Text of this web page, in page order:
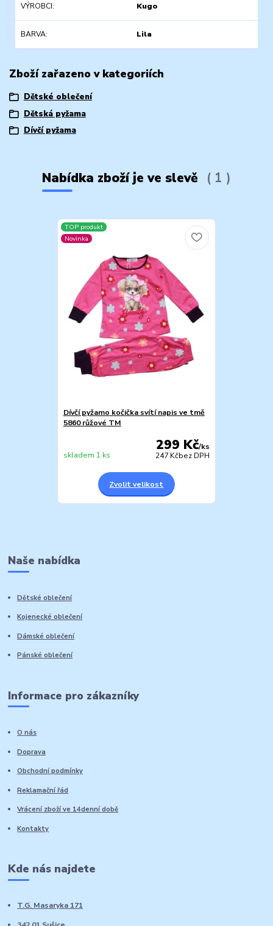
VÝROBCI Kugo
BARVA Lila
Zboží zařazeno v kategoriích
Dětské oblečení
Dětská pyžama
Dívčí pyžama
Nabídka zboží je ve slevě 1
TOP produkt
Novinka
Dívčí pyžamo kočička svítí napis ve tmě
5860 růžové TM
299 Kč/ks
247 Kčbez DPH
skladem 1 ks
Zvolit velikost
Naše nabídka
Dětské oblečení
Kojenecké oblečení
Dámské oblečení
Pánské oblečení
Informace pro zákazníky
O nás
Doprava
Obchodní podmínky
Reklamační řád
Vrácení zboží ve 14denní době
Kontakty
Kde nás najdete
T.G. Masaryka 171